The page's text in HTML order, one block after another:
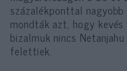
százalékponttal
mondták azt, hogy kevés
bizalmuk nincs
felettiek.